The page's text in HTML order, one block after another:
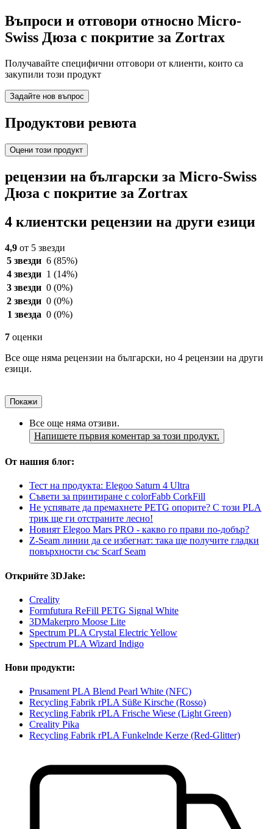
Въпроси и отговори относно Micro-
Swiss Дюза с покритие за Zortrax
Получавайте специфични отговори от клиенти, които са
закупили този продукт
Задайте нов въпрос
Продуктови ревюта
Оцени този продукт
рецензии на български за Micro-Swiss
Дюза с покритие за Zortrax
4 клиентски рецензии на други езици
4,9 от 5 звезди
5 звезди 6 (85%)
4 звезди 1 (14%)
3 звезди 0 (0%)
2 звезди 0 (0%)
1 звезда 0 (0%)
7 оценки
Все още няма рецензии на български, но 4 рецензии на други
езици.
Покажи
Все още няма отзиви.
Напишете първия коментар за този продукт.
От нашия блог:
Тест на продукта: Elegoo Saturn 4 Ultra
Съвети за принтиране с colorFabb CorkFill
Не успявате да премахнете PETG опорите? С този PLA
трик ще ги отстраните лесно!
Новият Elegoo Mars PRO - какво го прави по-добър?
Z-Seam линии да се избегнат: така ще получите гладки
повърхности със Scarf Seam
Открийте 3DJake:
Creality
Formfutura ReFill PETG Signal White
3DMakerpro Moose Lite
Spectrum PLA Crystal Electric Yellow
Spectrum PLA Wizard Indigo
Нови продукти:
Prusament PLA Blend Pearl White (NFC)
Recycling Fabrik rPLA Süße Kirsche (Rosso)
Recycling Fabrik rPLA Frische Wiese (Light Green)
Creality Pika
Recycling Fabrik rPLA Funkelnde Kerze (Red-Glitter)